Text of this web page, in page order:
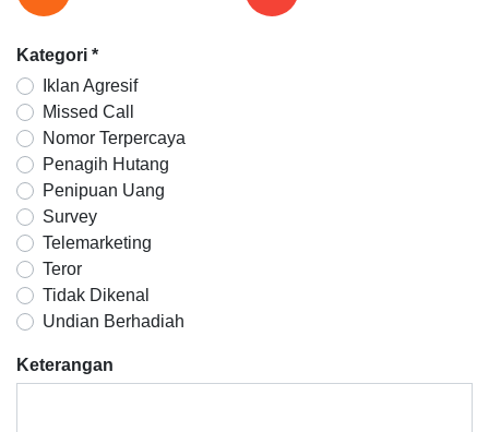
Kategori *
Iklan Agresif
Missed Call
Nomor Terpercaya
Penagih Hutang
Penipuan Uang
Survey
Telemarketing
Teror
Tidak Dikenal
Undian Berhadiah
Keterangan